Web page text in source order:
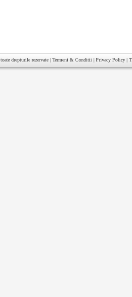
toate drepturile rezervate | Termeni & Conditii | Privacy Policy |